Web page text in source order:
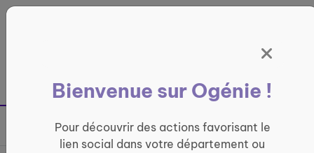
France entière
Bienvenue sur Ogénie !
Pour découvrir des actions favorisant le
lien social dans votre département ou
Partager sur
Panneau de gestion des cookies